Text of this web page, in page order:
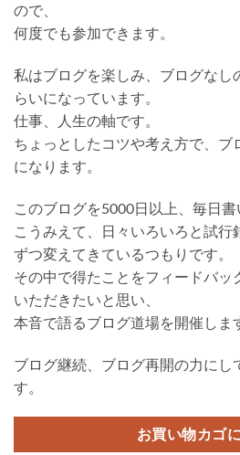
ので、
何度でも参加できます。
私はブログを楽しみ、ブログなし
らいになっています。
仕事、人生の軸です。
ちょっとしたコツや考え方で、ブ
になります。
このブログを5000日以上、毎日書
こうみえて、日々いろいろと試行
ずつ変えてきているつもりです。
その中で得たことをフィードバッ
いただきたいと思い、
本音で語るブログ道場を開催しま
ブログ継続、ブログ再開の力にし
す。
お買い物カゴ